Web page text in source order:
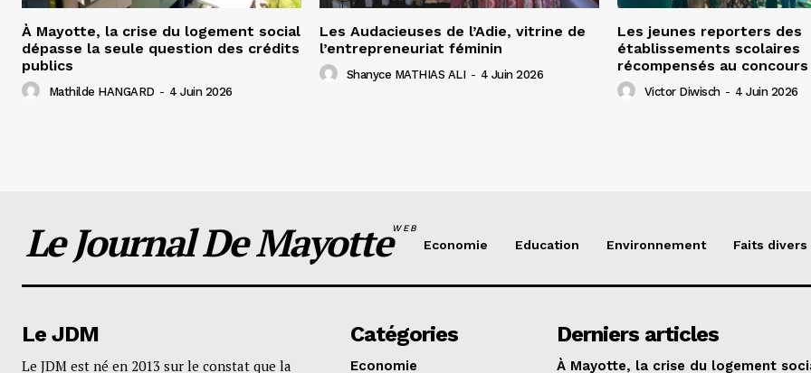
À Mayotte, la crise du logement social
dépasse la seule question des crédits
publics
Mathilde HANGARD - 4 Juin 2026
Les Audacieuses de l’Adie, vitrine de
l’entrepreneuriat féminin
Shanyce MATHIAS ALI - 4 Juin 2026
Les jeunes reporters des
établissements scolaires
récompensés au
Victor Diwisch - 4 Juin 2026
Le Journal De MayotteWEB
Economie Education Environnement Faits divers
Le JDM
Le JDM est né en 2013 sur le constat que la
Catégories
Economie
Derniers articles
À Mayotte, la crise du logement